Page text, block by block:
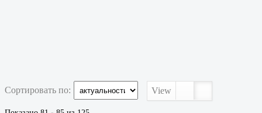
Сортировать по: View